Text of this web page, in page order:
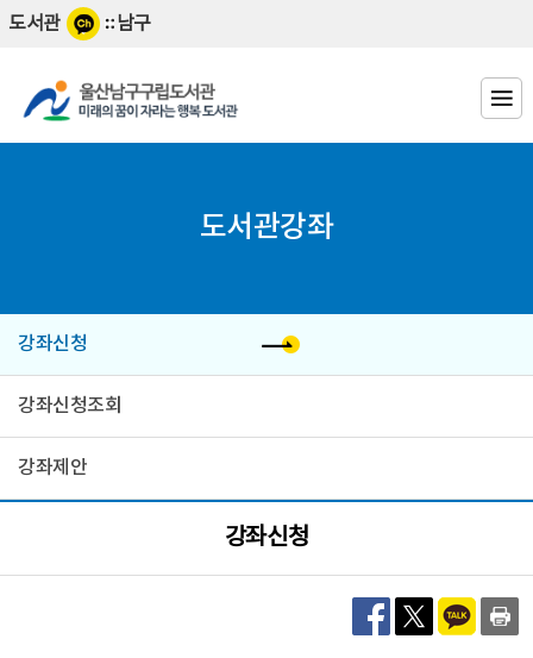
로
로
도서관 남구
도서관강좌
강좌신청
강좌신청조회
강좌제안
강좌신청